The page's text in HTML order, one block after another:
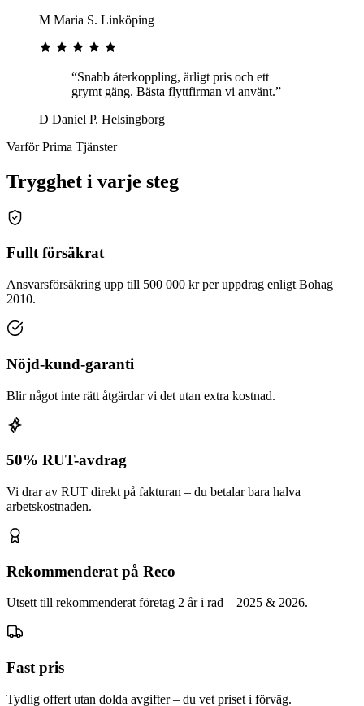
M Maria S. Linköping
“Snabb återkoppling, ärligt pris och ett
grymt gäng. Bästa flyttfirman vi använt.”
D Daniel P. Helsingborg
Varför Prima Tjänster
Trygghet i varje steg
Fullt försäkrat
Ansvarsförsäkring upp till 500 000 kr per uppdrag enligt Bohag
2010.
Nöjd-kund-garanti
Blir något inte rätt åtgärdar vi det utan extra kostnad.
50% RUT-avdrag
Vi drar av RUT direkt på fakturan – du betalar bara halva
arbetskostnaden.
Rekommenderat på Reco
Utsett till rekommenderat företag 2 år i rad – 2025 & 2026.
Fast pris
Tydlig offert utan dolda avgifter – du vet priset i förväg.